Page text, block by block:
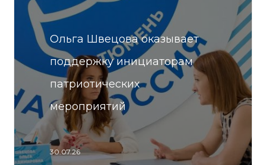
Ольга Швецова оказывает
поддержку инициаторам
патриотических
мероприятий
30.07.26